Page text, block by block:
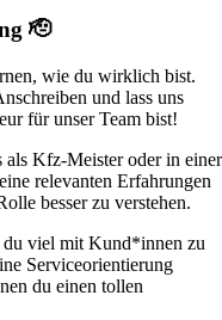
🫡
wie du wirklich bist.
und lass uns
für unser Team bist!
als Kfz-Meister oder in einer
relevanten Erfahrungen
besser zu verstehen.
du viel mit Kund*innen zu
Serviceorientierung
du einen tollen